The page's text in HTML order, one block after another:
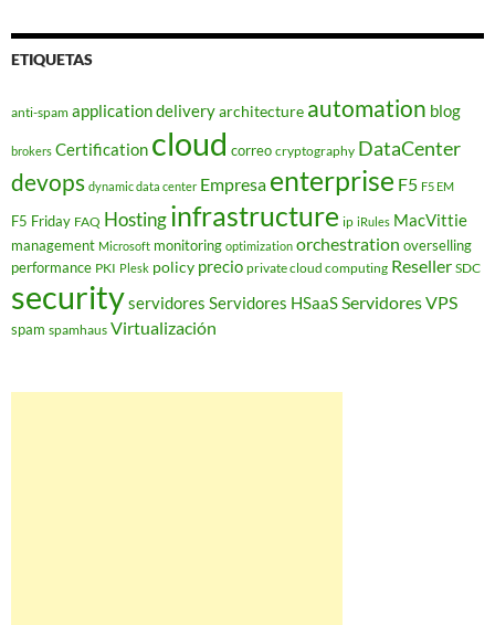
ETIQUETAS
anti-spam application deliveryarchitecture automation blog
brokers Certification cloud correo cryptography DataCenter
devops dynamic data center Empresa enterprise F5 F5 EM
F5 Friday FAQ Hostinginfrastructure ip iRules MacVittie
management Microsoft monitoring optimization orchestration overselling
performance PKI Plesk policy precio private cloud computing Reseller SDC
securityservidores Servidores HSaaSServidores VPS
spam spamhaus Virtualización